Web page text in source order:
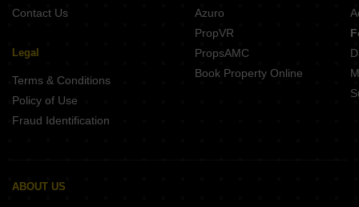
Contact Us
Legal
Terms & Conditions
Policy of Use
Fraud Identification
Azuro
PropVR
PropsAMC
Book Property Online
ABOUT US